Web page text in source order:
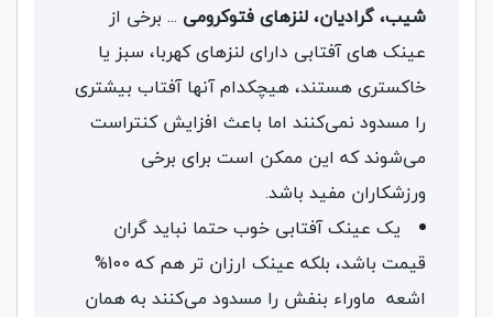
شیب، گرادیان، لنزهای فتوکرومی ... برخی از
عینک‌ های آفتابی دارای لنزهای کهربا، سبز یا
خاکستری هستند، هیچکدام آنها آفتاب بیشتری
را مسدود نمی‌کنند اما باعث افزایش کنتراست
می‌شوند که این ممکن است برای برخی
ورزشکاران مفید باشد.
یک عینک آفتابی خوب حتما نباید گران
قیمت باشد، بلکه عینک‌ ارزان تر هم که 100%
اشعه ماوراء بنفش را مسدود می‌کنند به همان